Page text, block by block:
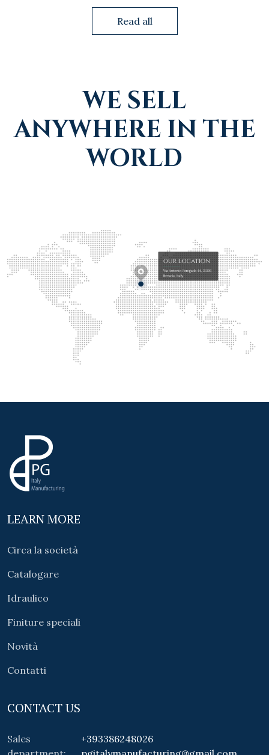
Read all
WE SELL
ANYWHERE IN THE
WORLD
LEARN MORE
Circa la società
Catalogare
Idraulico
Finiture speciali
Novità
Contatti
CONTACT US
Sales
+393386248026